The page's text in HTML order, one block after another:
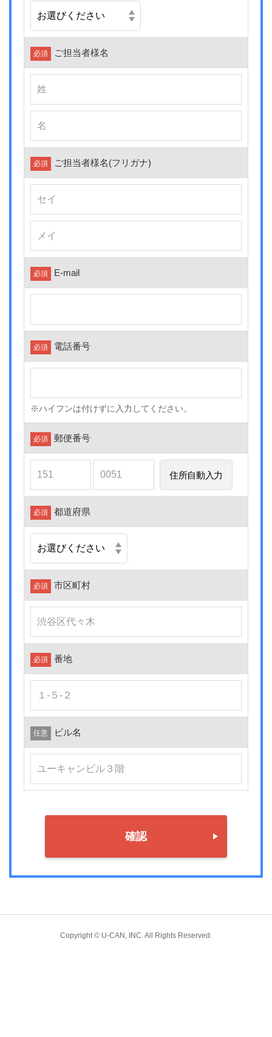
必須 ご担当者様名
必須 ご担当者様名(フリガナ)
必須 E-mail
必須 電話番号
※ハイフンは付けずに入力してください。
必須 郵便番号
必須 都道府県
必須 市区町村
必須 番地
任意 ビル名
確認
Copyright © U-CAN, INC. All Rights Reserved.